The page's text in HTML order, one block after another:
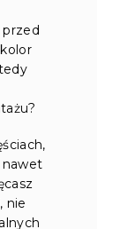
przed
nawet
nie